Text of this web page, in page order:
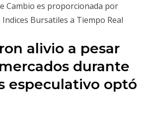
Cambio es proporcionada por
Bursatiles a Tiempo Real
alivio a pesar
durante
especulativo optó